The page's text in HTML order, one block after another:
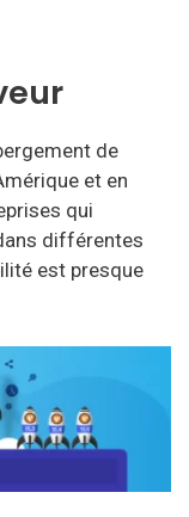
de
et en
qui
différentes
est presque